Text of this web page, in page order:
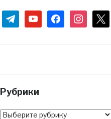
telegramyoutubefacebookinstagram
Рубрики
Рубрики